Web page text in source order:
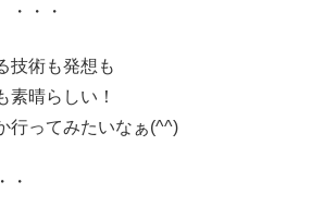
・・
技術も発想も
素晴らしい！
行ってみたいなぁ(^^)
・